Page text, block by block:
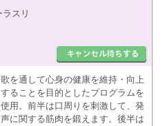
スリ
歌を通して心身の健康を維持・向上
することを目的としたプログラムを
使用。前半は口周りを刺激して、発
声に関する筋肉を鍛えます。後半は